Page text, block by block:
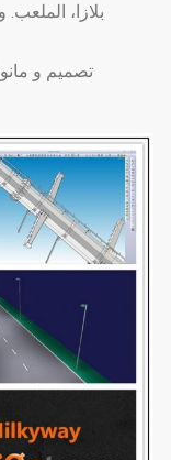
بلازا،
تصميم و